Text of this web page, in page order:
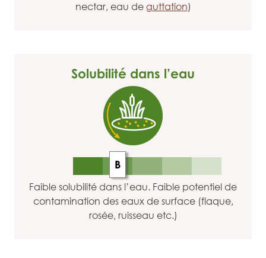
nectar, eau de guttation)
Solubilité dans l’eau
B
Faible solubilité dans l’eau. Faible potentiel de
contamination des eaux de surface (flaque,
rosée, ruisseau etc.)